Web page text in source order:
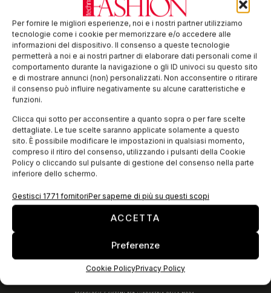
Per fornire le migliori esperienze, noi e i nostri partner utilizziamo
tecnologie come i cookie per memorizzare e/o accedere alle
informazioni del dispositivo. Il consenso a queste tecnologie
permetterà a noi e ai nostri partner di elaborare dati personali come il
comportamento durante la navigazione o gli ID univoci su questo sito
e di mostrare annunci (non) personalizzati. Non acconsentire o ritirare
il consenso può influire negativamente su alcune caratteristiche e
funzioni.
Clicca qui sotto per acconsentire a quanto sopra o per fare scelte
dettagliate. Le tue scelte saranno applicate solamente a questo
sito. È possibile modificare le impostazioni in qualsiasi momento,
compreso il ritiro del consenso, utilizzando i pulsanti della Cookie
Policy o cliccando sul pulsante di gestione del consenso nella parte
inferiore dello schermo.
Gestisci 1771 fornitoriPer saperne di più su questi scopi
ACCETTA
Preferenze
Cookie PolicyPrivacy Policy
collezione autunno/inverno 2017
Il progetto di Lara, Viviana e Cristina si colloca bene sia
rispetto al principio di ricercatezza, in particolare per linee,
materie e dettagli del prodotto, che rispetto al principio di
EDICOLA WEB
ISCRIVITI ALLA NEWSLETTER